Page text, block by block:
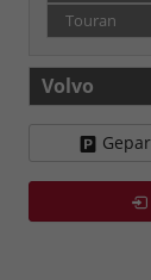
Touran
Volvo